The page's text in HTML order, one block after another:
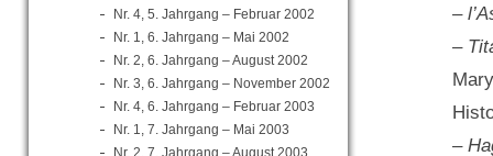
Nr. 4, 5. Jahrgang – Februar 2002
Nr. 1, 6. Jahrgang – Mai 2002
Nr. 2, 6. Jahrgang – August 2002
Nr. 3, 6. Jahrgang – November 2002
Nr. 4, 6. Jahrgang – Februar 2003
Nr. 1, 7. Jahrgang – Mai 2003
Nr. 2, 7. Jahrgang – August 2003
–
–
–